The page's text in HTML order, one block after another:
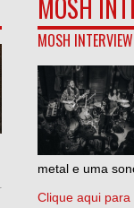
MOSH
MOSH
metal e uma
Clique aqui para